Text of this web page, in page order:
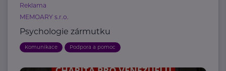
Reklama
MEMOARY s.r.o.
Psychologie zármutku
Komunikace Podpora a pomoc